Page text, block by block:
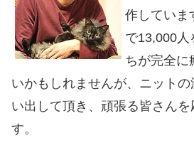
作していま
で13,000人
ちが完全に
いかもしれませんが、ニット
い出して頂き、頑張る皆さん
す。